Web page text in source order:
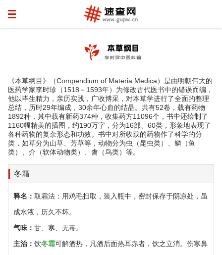
《本草纲目》（Compendium of Materia Medica）是由明朝伟大的
医药学家李时珍（1518－1593年）为修改古代医书中的错误而编，
他以毕生精力，亲历实践，广收博采，对本草学进行了全面的整理
总结，历时29年编成，30余年心血的结晶。共有52卷，载有药物
1892种，其中载有新药374种，收集药方11096个，书中还绘制了
1160幅精美的插图，约190万字，分为16部、60类，形象地表现了
各种药物的复杂形态和功效。书中对所收载的药物作了科学的分
类，如草分为山草、芳草等，动物分为虫（昆虫类）、鳞（鱼
类）、介（软体动物类）、禽（鸟类）等。
冬霜
释名： 取霜法：用鸡毛扫取，装入瓶中，密封保存于阴凉处，虽
成水液，历久不坏。
气味： 甘、寒、无毒。
主治： 饮冬霜可解酒热，凡酒后面热耳赤者，饮之立消。伤寒鼻